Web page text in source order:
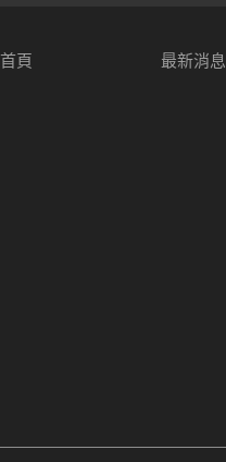
首頁 最新消息